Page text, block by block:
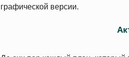
графической версии.